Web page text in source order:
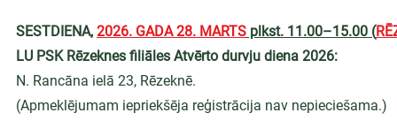
SESTDIENA, 2026. GADA 28. MARTS plkst. 11.00–15.00 (
LU PSK Rēzeknes filiāles Atvērto durvju diena 2026:
N. Rancāna ielā 23, Rēzeknē.
(Apmeklējumam iepriekšēja reģistrācija nav nepieciešama.)